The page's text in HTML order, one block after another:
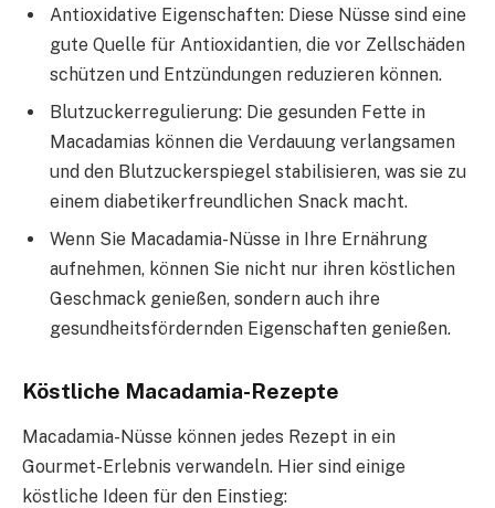
Antioxidative Eigenschaften: Diese Nüsse sind eine
gute Quelle für Antioxidantien, die vor Zellschäden
schützen und Entzündungen reduzieren können.
Blutzuckerregulierung: Die gesunden Fette in
Macadamias können die Verdauung verlangsamen
und den Blutzuckerspiegel stabilisieren, was sie zu
einem diabetikerfreundlichen Snack macht.
Wenn Sie Macadamia-Nüsse in Ihre Ernährung
aufnehmen, können Sie nicht nur ihren köstlichen
Geschmack genießen, sondern auch ihre
gesundheitsfördernden Eigenschaften genießen.
Köstliche Macadamia-Rezepte
Macadamia-Nüsse können jedes Rezept in ein
Gourmet-Erlebnis verwandeln. Hier sind einige
köstliche Ideen für den Einstieg: